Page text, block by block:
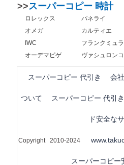
>>スーパーコピー 時計
ロレックス パネライ
オメガ
カルティエ
IWC
フランクミュ
オーデマピゲ
スーパーコピー 代引き 会
ついて スーパーコピー 代引
ド安全な
Copyright 2010-2024
スーパーコピー